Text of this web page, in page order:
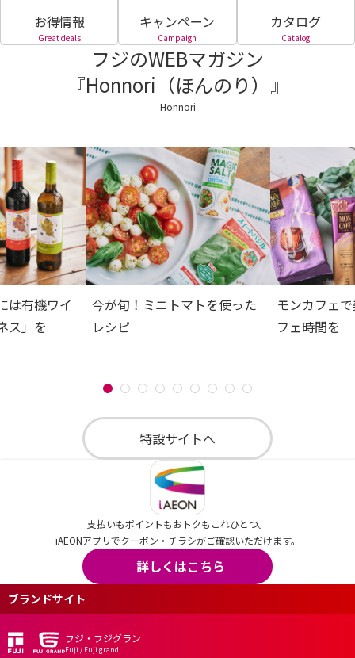
お得情報
Great deals
キャンペーン
Campaign
カタログ
Catalog
フジのWEBマガジン
『Honnori（ほんのり）』
Honnori
は有機ワイ
ス」を
今が旬！ミニトマトを使った
レシピ
モンカフェ
フェ時間を
特設サイトへ
支払いもポイントもおトクもこれひとつ。
iAEONアプリでクーポン・チラシがご確認いただけます。
詳しくはこちら
ブランドサイト
フジ・フジグラン
Fuji / Fuji grand